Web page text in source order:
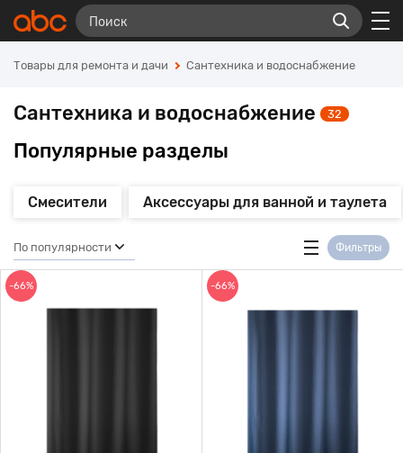
Товары для ремонта и дачи Сантехника и водоснабжение
Сантехника и водоснабжение 32
Популярные разделы
Смесители Аксессуары для ванной и таулета
По популярности Фильтры
-66% -66%